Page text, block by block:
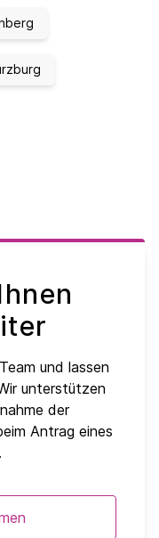
und lassen
unterstützen
der
Antrag eines